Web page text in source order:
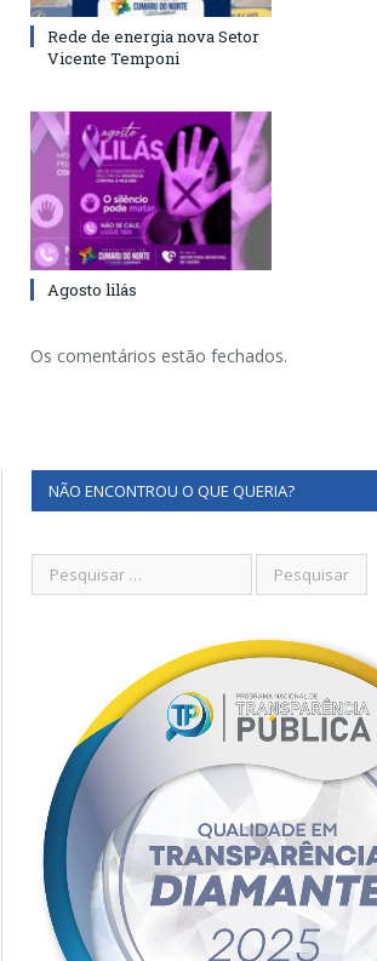
Rede de energia nova Setor
Vicente Temponi
Agosto lilás
Os comentários estão fechados.
NÃO ENCONTROU O QUE QUERIA?